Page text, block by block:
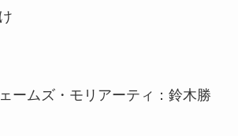
ームズ・モリアーティ：鈴木勝